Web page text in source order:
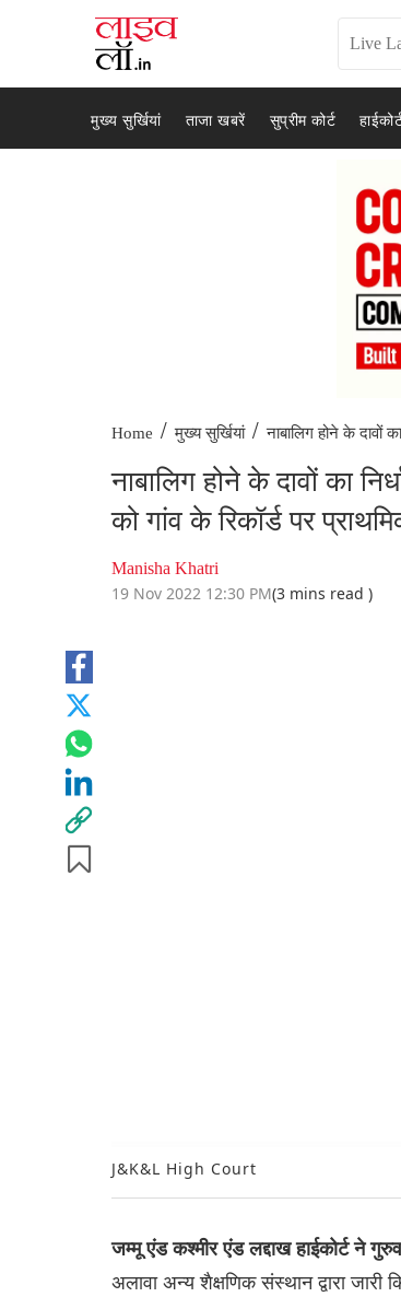
मुख्य सुर्खियां ताजा खबरें सुप्रीम कोर्ट
Home / मुख्य सुर्खियां / नाबालिग होने के दावों
नाबालिग होने के दावों का
को गांव के रिकॉर्ड पर
Manisha Khatri
19 Nov 2022 12:30 PM(3 mins read )
J&K&L High Court
जम्मू एंड कश्मीर एंड लद्दाख हाईकोर्ट ने
अलावा अन्य शैक्षणिक संस्थान द्वारा